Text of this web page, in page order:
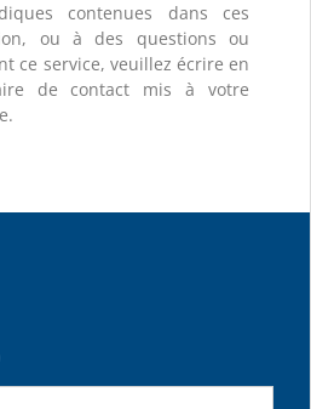
contenues dans ces
ou à des questions ou
ce service, veuillez écrire en
de contact mis à votre